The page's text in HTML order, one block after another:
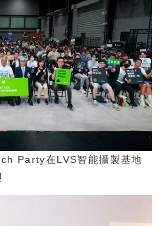
Party在LVS智能攝製基地